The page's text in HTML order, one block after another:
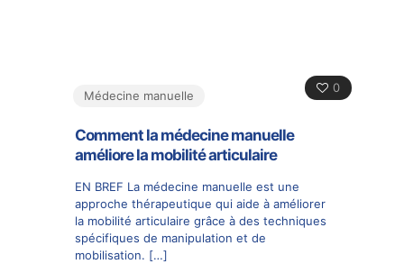
0
Médecine manuelle
Comment la médecine manuelle
améliore la mobilité articulaire
EN BREF La médecine manuelle est une
approche thérapeutique qui aide à améliorer
la mobilité articulaire grâce à des techniques
spécifiques de manipulation et de
mobilisation. […]